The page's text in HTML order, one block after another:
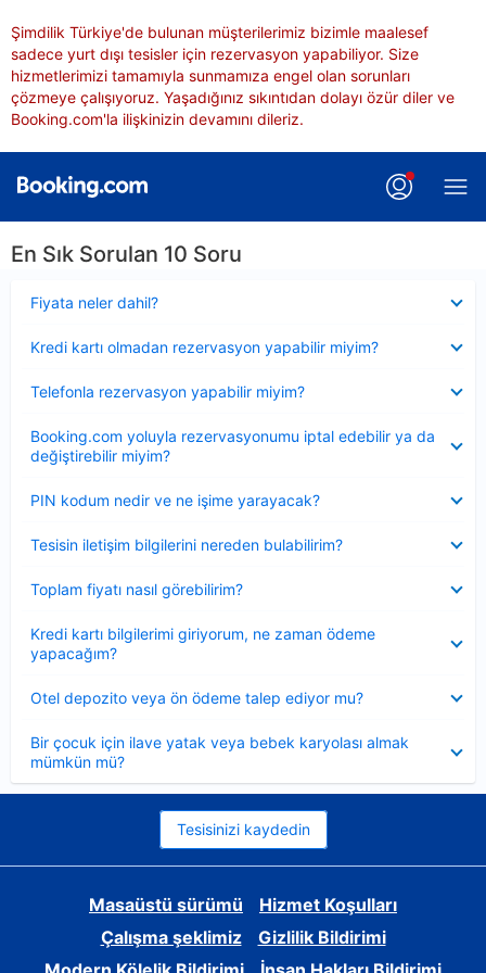
Şimdilik Türkiye'de bulunan müşterilerimiz bizimle maalesef
sadece yurt dışı tesisler için rezervasyon yapabiliyor. Size
hizmetlerimizi tamamıyla sunmamıza engel olan sorunları
çözmeye çalışıyoruz. Yaşadığınız sıkıntıdan dolayı özür diler ve
Booking.com'la ilişkinizin devamını dileriz.
En Sık Sorulan 10 Soru
Fiyata neler dahil?
Kredi kartı olmadan rezervasyon yapabilir miyim?
Telefonla rezervasyon yapabilir miyim?
Booking.com yoluyla rezervasyonumu iptal edebilir ya da
değiştirebilir miyim?
PIN kodum nedir ve ne işime yarayacak?
Tesisin iletişim bilgilerini nereden bulabilirim?
Toplam fiyatı nasıl görebilirim?
Kredi kartı bilgilerimi giriyorum, ne zaman ödeme
yapacağım?
Otel depozito veya ön ödeme talep ediyor mu?
Bir çocuk için ilave yatak veya bebek karyolası almak
mümkün mü?
Tesisinizi kaydedin
Masaüstü sürümü
Hizmet Koşulları
Çalışma şeklimiz
Gizlilik Bildirimi